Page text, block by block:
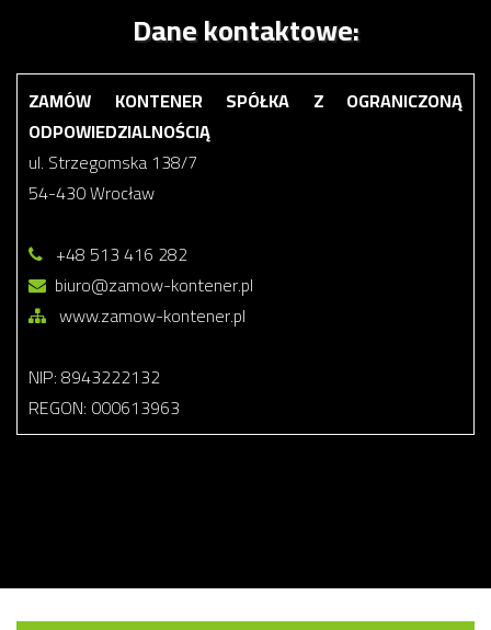
Dane kontaktowe:
ZAMÓW KONTENER SPÓŁKA Z OGRANICZONĄ
ODPOWIEDZIALNOŚCIĄ
ul. Strzegomska 138/7
54-430 Wrocław
+48 513 416 282
biuro@zamow-kontener.pl
www.zamow-kontener.pl
NIP: 8943222132
REGON: 000613963